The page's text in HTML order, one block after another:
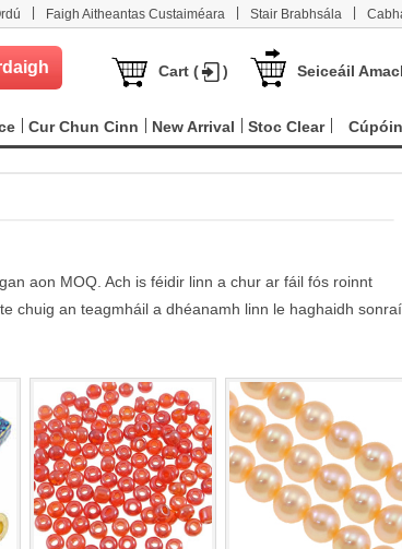
Faigh Aitheantas Custaiméara Stair Brabhsála
Cart ( ) Seiceáil
Cur Chun Cinn New Arrival Stoc Clear Cúpóin
aon MOQ. Ach is féidir linn a chur ar fáil fós roinnt
chuig an teagmháil a dhéanamh linn le haghaidh sonraí